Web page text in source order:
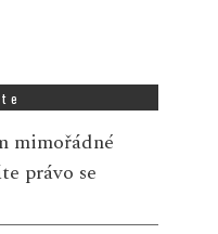
mimořádné
právo se